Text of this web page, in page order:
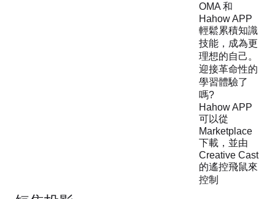
OMA 和
Hahow APP
輕鬆累積知識
技能，成為更
理想的自己。
迎接革命性的
學習體驗了
嗎?
Hahow APP
可以從
Marketplace
下載，並由
Creative Cast
的遙控飛鼠來
控制